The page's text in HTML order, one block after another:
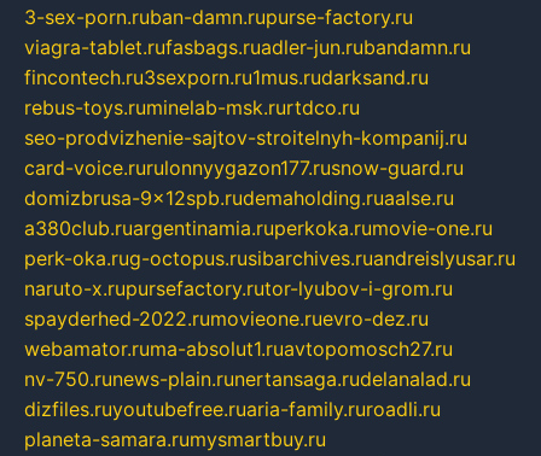
3-sex-porn.ruban-damn.rupurse-factory.ru
viagra-tablet.rufasbags.ruadler-jun.rubandamn.ru
fincontech.ru3sexporn.ru1mus.rudarksand.ru
rebus-toys.ruminelab-msk.rurtdco.ru
seo-prodvizhenie-sajtov-stroitelnyh-kompanij.ru
card-voice.rurulonnyygazon177.rusnow-guard.ru
domizbrusa-9x12spb.rudemaholding.ruaalse.ru
a380club.ruargentinamia.ruperkoka.rumovie-one.ru
perk-oka.rug-octopus.rusibarchives.ruandreislyusar.ru
naruto-x.rupursefactory.rutor-lyubov-i-grom.ru
spayderhed-2022.rumovieone.ruevro-dez.ru
webamator.ruma-absolut1.ruavtopomosch27.ru
nv-750.runews-plain.runertansaga.rudelanalad.ru
dizfiles.ruyoutubefree.ruaria-family.ruroadli.ru
planeta-samara.rumysmartbuy.ru